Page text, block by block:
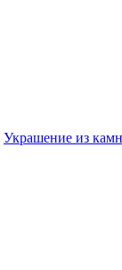
Украшение из